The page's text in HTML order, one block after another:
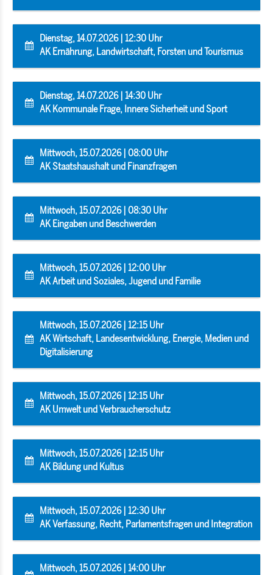
Dienstag, 14.07.2026 | 12:30 Uhr
AK Ernährung, Landwirtschaft, Forsten und Tourismus
Dienstag, 14.07.2026 | 14:30 Uhr
AK Kommunale Frage, Innere Sicherheit und Sport
Mittwoch, 15.07.2026 | 08:00 Uhr
AK Staatshaushalt und Finanzfragen
Mittwoch, 15.07.2026 | 08:30 Uhr
AK Eingaben und Beschwerden
Mittwoch, 15.07.2026 | 12:00 Uhr
AK Arbeit und Soziales, Jugend und Familie
Mittwoch, 15.07.2026 | 12:15 Uhr
AK Wirtschaft, Landesentwicklung, Energie, Medien und
Digitalisierung
Mittwoch, 15.07.2026 | 12:15 Uhr
AK Umwelt und Verbraucherschutz
Mittwoch, 15.07.2026 | 12:15 Uhr
AK Bildung und Kultus
Mittwoch, 15.07.2026 | 12:30 Uhr
AK Verfassung, Recht, Parlamentsfragen und Integration
Mittwoch, 15.07.2026 | 14:00 Uhr